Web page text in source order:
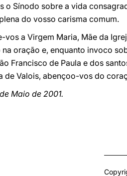
o Sínodo sobre a vida
do vosso carisma comum.
vos a Virgem Maria, Mãe da
oração e, enquanto invoco
Francisco de Paula e dos
de Valois, abençoo-vos do
Maio de 2001.